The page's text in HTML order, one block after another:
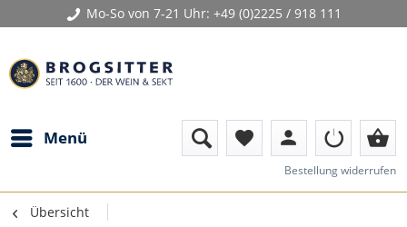
Mo-So von 7-21 Uhr: +49 (0)2225 / 918 111
Menü favorite person shopping_basket
Bestellung widerrufen
Übersicht